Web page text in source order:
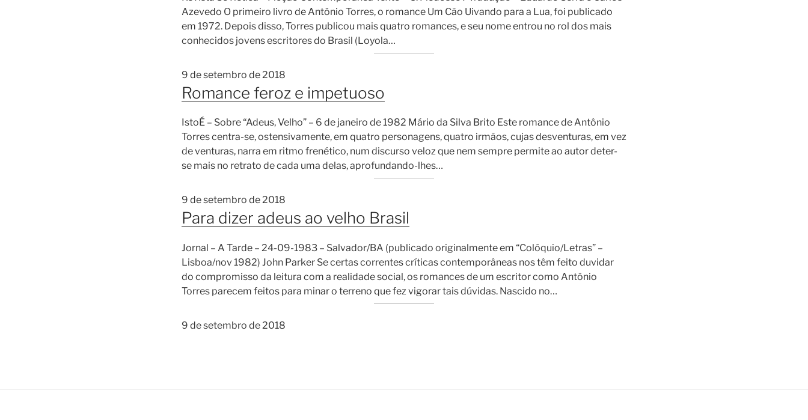
Azevedo O primeiro livro de Antônio Torres, o romance Um Cão Uivando para a Lua, foi publicado
em 1972. Depois disso, Torres publicou mais quatro romances, e seu nome entrou no rol dos mais
conhecidos jovens escritores do Brasil (Loyola…
9 de setembro de 2018
Romance feroz e impetuoso
IstoÉ – Sobre “Adeus, Velho” – 6 de janeiro de 1982 Mário da Silva Brito Este romance de Antônio
Torres centra-se, ostensivamente, em quatro personagens, quatro irmãos, cujas desventuras, em vez
de venturas, narra em ritmo frenético, num discurso veloz que nem sempre permite ao autor deter-
se mais no retrato de cada uma delas, aprofundando-lhes…
9 de setembro de 2018
Para dizer adeus ao velho Brasil
Jornal – A Tarde – 24-09-1983 – Salvador/BA (publicado originalmente em “Colóquio/Letras” –
Lisboa/nov 1982) John Parker Se certas correntes críticas contemporâneas nos têm feito duvidar
do compromisso da leitura com a realidade social, os romances de um escritor como Antônio
Torres parecem feitos para minar o terreno que fez vigorar tais dúvidas. Nascido no…
9 de setembro de 2018